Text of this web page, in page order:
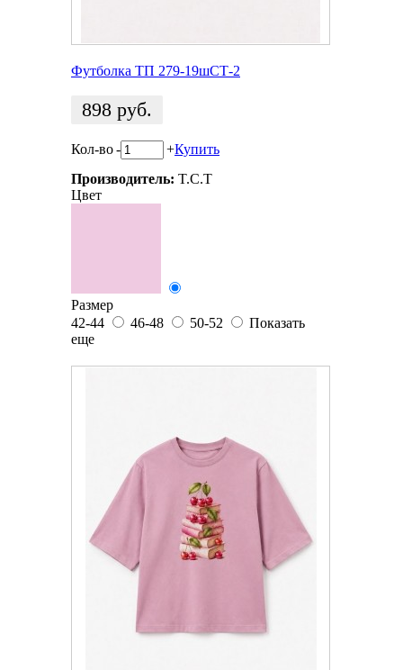
Футболка ТП 279-19шСТ-2
898 руб.
Кол-во- +Купить
Производитель: T.C.T
Цвет
Размер
42-44
46-48 50-52
Показать
еще